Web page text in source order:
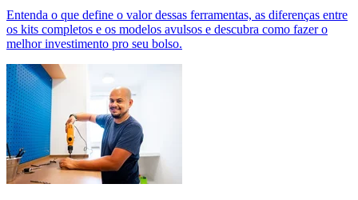
Entenda o que define o valor dessas ferramentas, as diferenças entre
os kits completos e os modelos avulsos e descubra como fazer o
melhor investimento pro seu bolso.